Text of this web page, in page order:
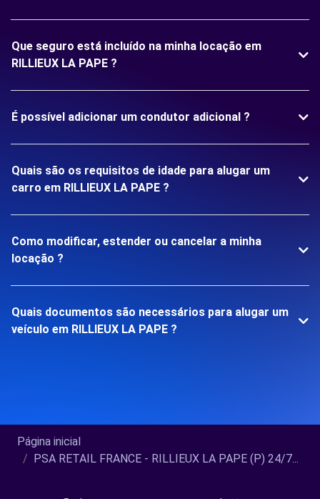
Que seguro está incluído na minha locação em
RILLIEUX LA PAPE ?
É possível adicionar um condutor adicional ?
Quais são os requisitos de idade para alugar um
carro em RILLIEUX LA PAPE ?
Como modificar, estender ou cancelar a minha
locação ?
Quais documentos são necessários para alugar um
veículo em RILLIEUX LA PAPE ?
Página inicial
PSA RETAIL FRANCE - RILLIEUX LA PAPE (P) 24/7...